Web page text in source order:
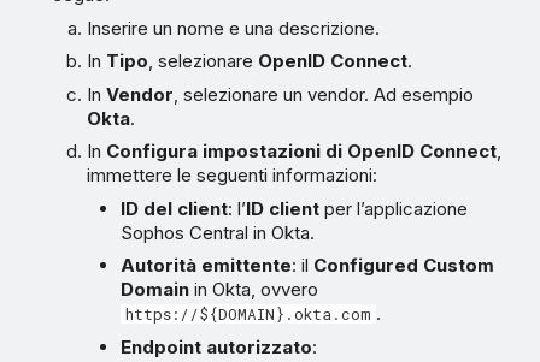
Inserire un nome e una descrizione.
In Tipo, selezionare OpenID Connect.
InVendor , selezionare un vendor. Ad esempio
Okta.
In Configura impostazioni di OpenID Connect,
immettere le seguenti informazioni:
ID del client: l’ID client per l’applicazione
Sophos Central in Okta.
Autorità emittente: il Configured Custom
Domain in Okta, ovvero
https://${DOMAIN}.okta.com .
Endpoint autorizzato: